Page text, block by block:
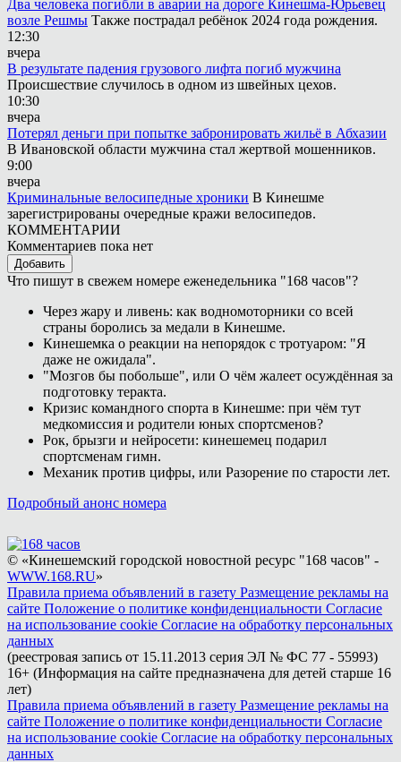
Два человека погибли в аварии на дороге Кинешма-Юрьевец
возле Решмы Также пострадал ребёнок 2024 года рождения.
12:30
вчера
В результате падения грузового лифта погиб мужчина
Происшествие случилось в одном из швейных цехов.
10:30
вчера
Потерял деньги при попытке забронировать жильё в Абхазии
В Ивановской области мужчина стал жертвой мошенников.
9:00
вчера
Криминальные велосипедные хроники В Кинешме
зарегистрированы очередные кражи велосипедов.
КОММЕНТАРИИ
Комментариев пока нет
Добавить
Что пишут в свежем номере еженедельника "168 часов"?
Через жару и ливень: как водномоторники со всей
страны боролись за медали в Кинешме.
Кинешемка о реакции на непорядок с тротуаром: "Я
даже не ожидала".
"Мозгов бы побольше", или О чём жалеет осуждённая за
подготовку теракта.
Кризис командного спорта в Кинешме: при чём тут
медкомиссия и родители юных спортсменов?
Рок, брызги и нейросети: кинешемец подарил
спортсменам гимн.
Механик против цифры, или Разорение по старости лет.
Подробный анонс номера
© «Кинешемский городской новостной ресурс "168 часов" -
WWW.168.RU»
Правила приема объявлений в газету Размещение рекламы на
сайте Положение о политике конфиденциальности Согласие
на использование cookie Согласие на обработку персональных
данных
(реестровая запись от 15.11.2013 серия ЭЛ № ФС 77 - 55993)
16+ (Информация на сайте предназначена для детей старше 16
лет)
Правила приема объявлений в газету Размещение рекламы на
сайте Положение о политике конфиденциальности Согласие
на использование cookie Согласие на обработку персональных
данных